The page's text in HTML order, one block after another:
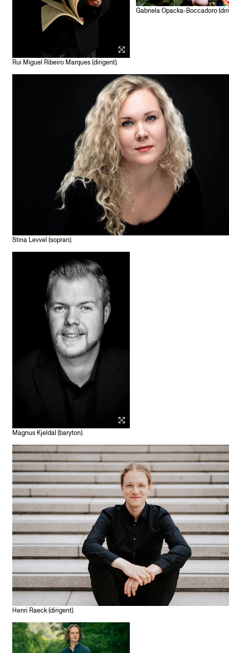
Rui Miguel Ribeiro Marques (dirigent).
Gabriela Opacka-Boccadoro
Stina Levvel (sopran).
Magnus Kjeldal (baryton).
Henri Raeck (dirigent).